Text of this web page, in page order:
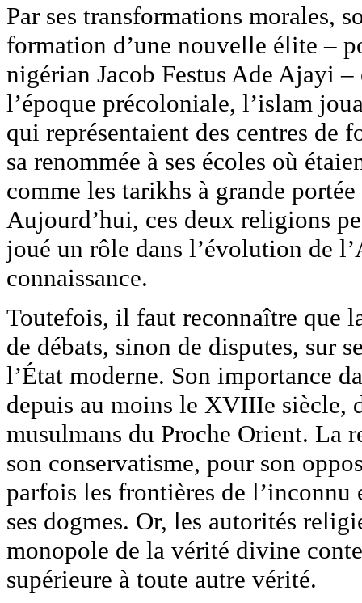
Par ses transformations morales,
formation d’une nouvelle élite –
nigérian Jacob Festus Ade Ajayi
l’époque précoloniale, l’islam
qui représentaient des centres
sa renommée à ses écoles où
comme les tarikhs à grande
Aujourd’hui, ces deux religions
joué un rôle dans l’évolution de
connaissance.
Toutefois, il faut reconnaître que
de débats, sinon de disputes, sur
l’État moderne. Son importance
depuis au moins le XVIIIe siècle,
musulmans du Proche Orient. La
son conservatisme, pour son
parfois les frontières de l’inconnu
ses dogmes. Or, les autorités
monopole de la vérité divine
supérieure à toute autre vérité.